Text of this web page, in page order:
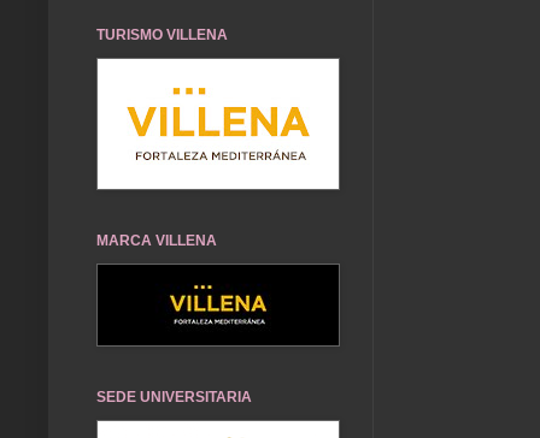
TURISMO VILLENA
MARCA VILLENA
SEDE UNIVERSITARIA